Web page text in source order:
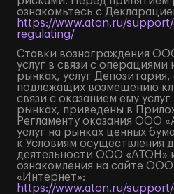
ознакомьтесь с
https://www.aton.ru/
regulating/
Ставки вознаграждения
услуг в связи с операциями
рынках, услуг Депозитария,
подлежащих возмещению
связи с оказанием ему
рынках, приведены в
Регламенту оказания ООО
услуг на рынках ценных
к Условиям осуществления
деятельности ООО «АТОН»
ознакомления на сайте
«Интернет»:
https://www.aton.ru/